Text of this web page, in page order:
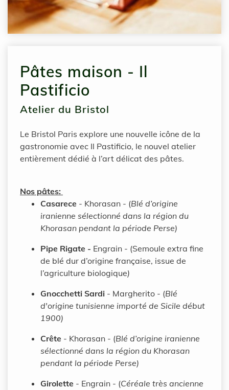
Pâtes maison - Il
Pastificio
Atelier du Bristol
Le Bristol Paris explore une nouvelle icône de la
gastronomie avec Il Pastificio, le nouvel atelier
entièrement dédié à l’art délicat des pâtes.
Nos pâtes:
Casarece - Khorasan - (Blé d’origine
iranienne sélectionné dans la région du
Khorasan pendant la période Perse)
Pipe Rigate - Engrain - (Semoule extra fine
de blé dur d’origine française, issue de
l’agriculture biologique)
Gnocchetti Sardi - Margherito - (Blé
d'origine tunisienne importé de Sicile début
1900)
Crête - Khorasan - (Blé d’origine iranienne
sélectionné dans la région du Khorasan
pendant la période Perse)
Girolette - Engrain - (Céréale très ancienne